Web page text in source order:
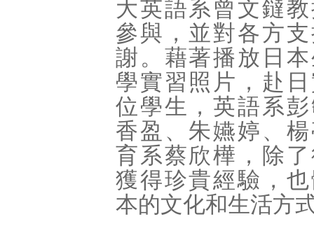
大英語系曾文鐽
參與，並對各方
謝。藉著播放日
學實習照片，赴
位學生，英語系
香盈、朱嬿婷、
育系蔡欣樺，除
獲得珍貴經驗，
本的文化和生活方